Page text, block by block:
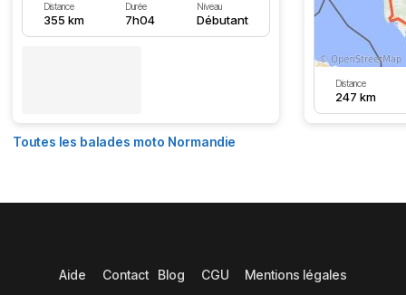
Distance
355 km
Durée
7h04
Niveau
Débutant
Distance
247 km
Toutes les balades moto Normandie
Aide Contact Blog CGU Mentions légales